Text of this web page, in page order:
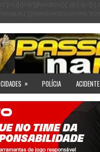
CIDADES » POLÍCIA ACIDENTE